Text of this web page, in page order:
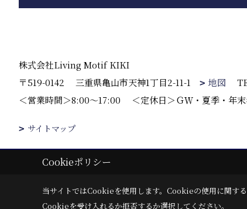
株式会社Living Motif KIKI
〒519-0142
三重県亀山市天神1丁目2-11-1 地図
＜営業時間＞8:00～17:00
＜定休日＞ＧＷ・夏季・年
サイトマップ
Copyright (c) 株式会社Living Motif KIKI. All Rights Reserved.
Cookieポリシー
当サイトではCookieを使用します。 Cookieの使用に関す
Cookieを受け入れるか拒否するか選択してください。